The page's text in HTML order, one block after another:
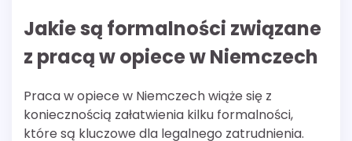
Jakie są formalności związane
z pracą w opiece w Niemczech
Praca w opiece w Niemczech wiąże się z
koniecznością załatwienia kilku formalności,
które są kluczowe dla legalnego zatrudnienia.